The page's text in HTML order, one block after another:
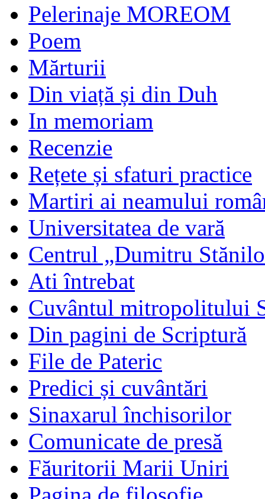
Pelerinaje MOREOM
Poem
Mărturii
Din viață și din Duh
In memoriam
Recenzie
Rețete și sfaturi practice
Martiri ai neamului
Universitatea de vară
Centrul „Dumitru
Ati întrebat
Cuvântul mitropolitului
Din pagini de Scriptură
File de Pateric
Predici și cuvântări
Sinaxarul închisorilor
Comunicate de presă
Făuritorii Marii Uniri